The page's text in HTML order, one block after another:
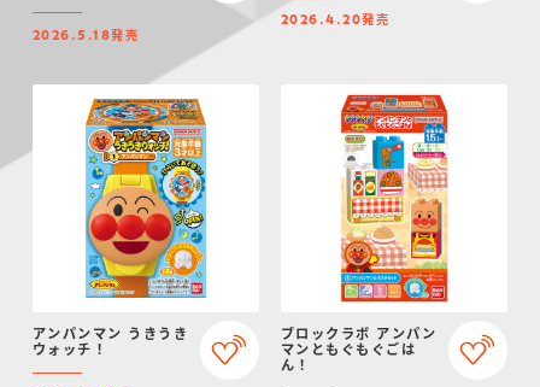
2026.5.18発売
2026.4.20発売
アンパンマン うきうき
ウォッチ！
ブロックラボ アンパン
マンともぐもぐごは
ん！